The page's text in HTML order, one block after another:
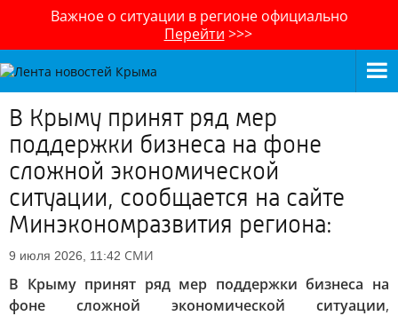
Важное о ситуации в регионе официально
Перейти >>>
В Крыму принят ряд мер
поддержки бизнеса на фоне
сложной экономической
ситуации, сообщается на сайте
Минэкономразвития региона:
9 июля 2026, 11:42 СМИ
В Крыму принят ряд мер поддержки бизнеса на
фоне сложной экономической ситуации,